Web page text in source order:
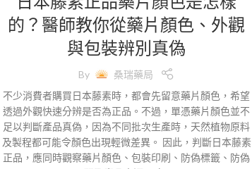
的？醫師教你從藥片顏色、外觀
與包裝辨別真偽
By
桑瑞藥局
不少消費者購買日本藤素時，都會先留意藥片顏色，希望
透過外觀快速分辨是否為正品。不過，單憑藥片顏色並不
足以判斷產品真偽，因為不同批次生產時，天然植物原料
及製程都可能令顏色出現輕微差異。 因此，判斷日本藤素
正品，應同時觀察藥片顏色、包裝印刷、防偽標籤、防偽